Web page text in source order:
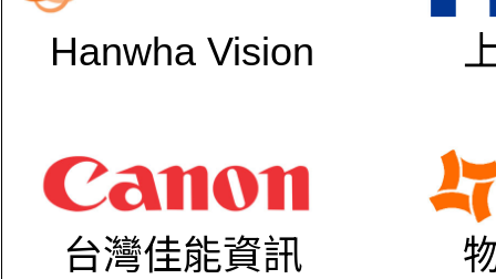
Hanwha Vision
台灣佳能資訊